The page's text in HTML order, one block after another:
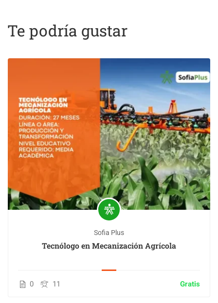
Te podría gustar
Sofia Plus
Tecnólogo en Mecanización Agrícola
0 11 Gratis